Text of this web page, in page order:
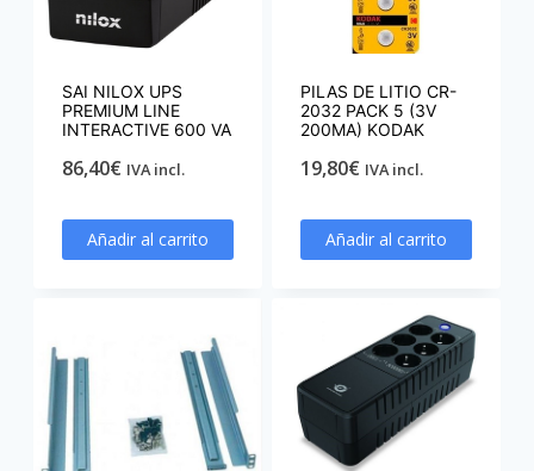
SAI NILOX UPS
PREMIUM LINE
INTERACTIVE 600 VA
86,40€ IVA incl.
Añadir al carrito
PILAS DE LITIO CR-
2032 PACK 5 (3V
200MA) KODAK
19,80€ IVA incl.
Añadir al carrito